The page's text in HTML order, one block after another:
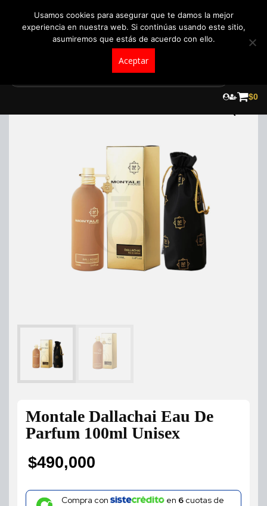
$0
Montale Dallachai Eau De
Parfum 100ml Unisex
$490,000
Compra con en 6cuotas de
Usamos cookies para asegurar que te damos la mejor
experiencia en nuestra web. Si continúas usando este sitio,
asumiremos que estás de acuerdo con ello.
Aceptar